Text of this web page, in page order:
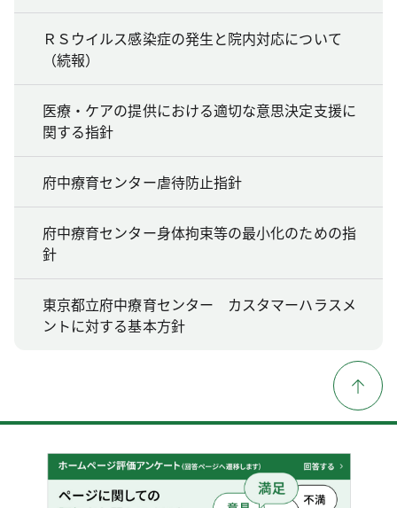
ＲＳウイルス感染症の発生と院内対応について
（続報）
医療・ケアの提供における適切な意思決定支援に
関する指針
府中療育センター虐待防止指針
府中療育センター身体拘束等の最小化のための指
針
東京都立府中療育センター カスタマーハラスメ
ントに対する基本方針